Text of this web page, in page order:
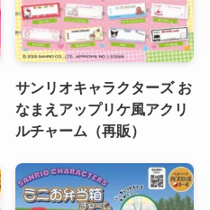
サンリオキャラクターズ お
なまえアップリケ風アクリ
ルチャーム（再販）